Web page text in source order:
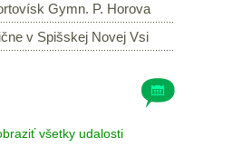
Gymn. P. Horova
v Spišskej Novej Vsi
všetky udalosti